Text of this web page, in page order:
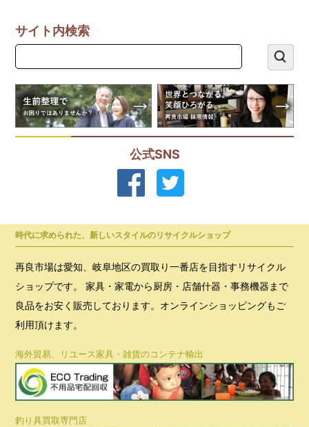
サイト内検索
公式SNS
時代に求められた、新しいスタイルのリサイクルショップ
再良市場は愛知、岐阜地区の買取り一番店を目指すリサイクル
ショップです。 家具・家電から厨房・店舗什器・事務機器まで
良品をお安く販売しております。オンラインショッピングもご
利用頂けます。
海外貿易、リユース家具・雑貨のコンテナ輸出
釣り具買取専門店